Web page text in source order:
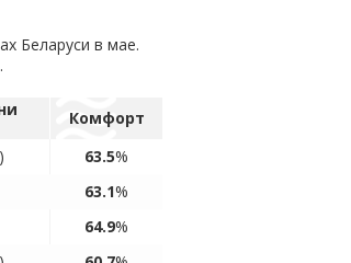
Беларуси в мае.
Комфорт
63.5%
63.1%
64.9%